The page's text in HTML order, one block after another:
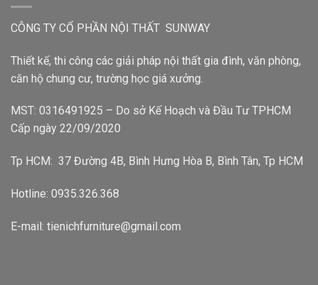
CÔNG TY CỔ PHẦN NỘI THẤT SUNWAY
Thiết kế, thi công các giải pháp nội thất gia đình, văn phòng,
căn hộ chung cư, trường học giá xưởng.
MST: 0316491925 – Do sở Kế Hoạch và Đầu Tư TPHCM
Cấp ngày 22/09/2020
Tp HCM: 37 Đường 4B, Bình Hưng Hòa B, Bình Tân, Tp HCM
Hotline: 0935.326.368
E-mail: tienichfurniture@gmail.com